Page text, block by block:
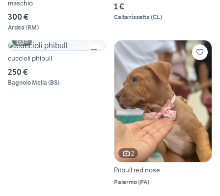
maschio
300 €
Ardea (RM)
1 €
Caltanissetta (CL)
6
cuccioli phibull
250 €
Bagnolo Mella (BS)
2
Pitbull red nose
Palermo(PA)